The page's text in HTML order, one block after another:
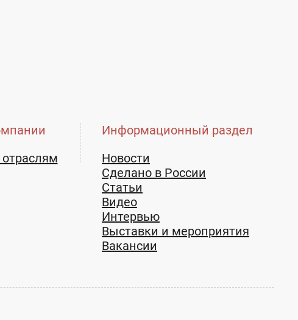
Информационный раздел
Новости
Сделано в России
Статьи
Видео
Интервью
Выставки и мероприятия
Вакансии